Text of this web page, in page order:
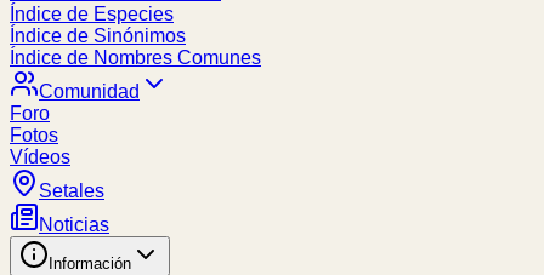
Índice de Especies
Índice de Sinónimos
Índice de Nombres Comunes
Comunidad
Foro
Fotos
Vídeos
Setales
Noticias
Información